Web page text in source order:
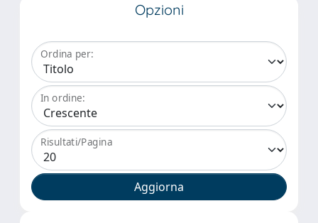
Opzioni
Ordina per:
In ordine:
Risultati/Pagina